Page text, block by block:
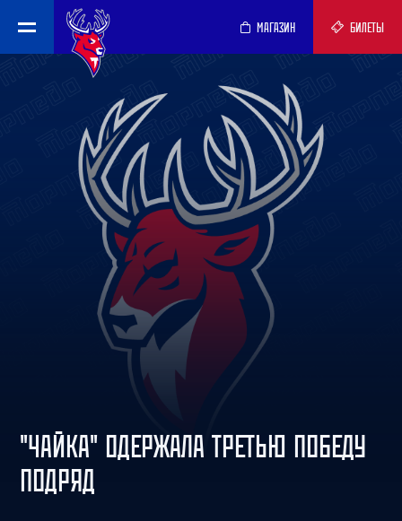
МАГАЗИН БИЛЕТЫ
"ЧАЙКА" ОДЕРЖАЛА ТРЕТЬЮ ПОБЕДУ
ПОДРЯД